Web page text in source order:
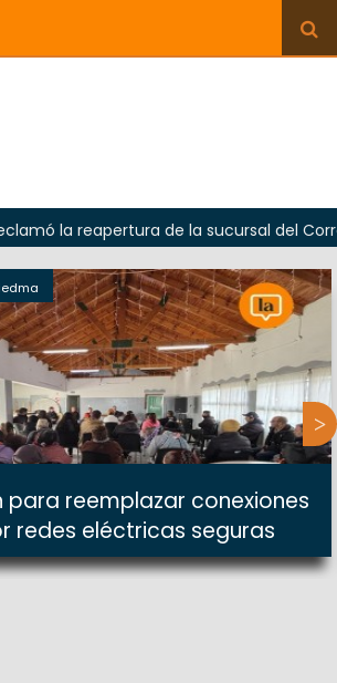
de la sucursal del Correo
para reemplazar conexiones
redes eléctricas seguras